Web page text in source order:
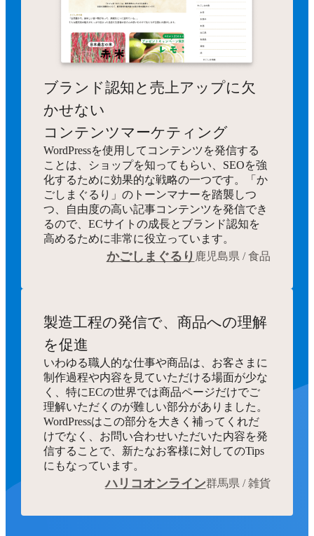
ブランド認知と売上アップに欠
かせない
コンテンツマーケティング
WordPressを使用してコンテンツを発信する
ことは、ショップを知ってもらい、SEOを強
化するために効果的な戦略の一つです。「か
ごしまぐるり」のトーンマナーを踏襲しつ
つ、自由度の高い記事コンテンツを発信でき
るので、ECサイトの成長とブランド認知を
高めるために非常に役立っています。
かごしまぐるり 鹿児島県 / 食品
製造工程の発信で、商品への理解
を促進
いわゆる職人的な仕事や商品は、お客さまに
制作過程や内容を見ていただける場面が少な
く、特にECの世界では商品ページだけでご
理解いただくのが難しい部分がありました。
WordPressはこの部分を大きく補ってくれだ
けでなく、お問い合わせいただいた内容を発
信することで、新たなお客様に対してのTips
にもなっています。
ハリコオンライン群馬県 / 雑貨